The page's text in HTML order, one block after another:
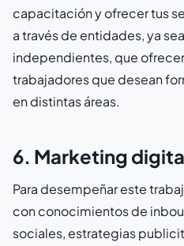
capacitación y ofrecer tus
a través de entidades, ya
independientes, que
trabajadores que desean
en distintas áreas.
6. Marketing
Para desempeñar este
con conocimientos de
sociales, estrategias